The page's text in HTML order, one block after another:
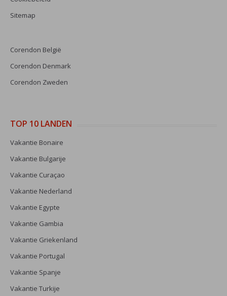
Sitemap
Corendon België
Corendon Denmark
Corendon Zweden
TOP 10 LANDEN
Vakantie Bonaire
Vakantie Bulgarije
Vakantie Curaçao
Vakantie Nederland
Vakantie Egypte
Vakantie Gambia
Vakantie Griekenland
Vakantie Portugal
Vakantie Spanje
Vakantie Turkije